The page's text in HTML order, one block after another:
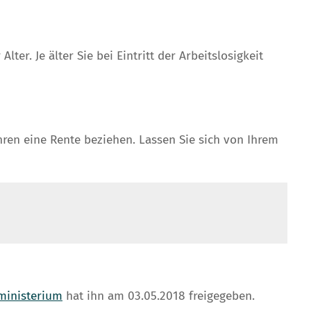
Je älter Sie bei Eintritt der Arbeitslosigkeit
eine Rente beziehen. Lassen Sie sich von Ihrem
hat ihn am 03.05.2018 freigegeben.